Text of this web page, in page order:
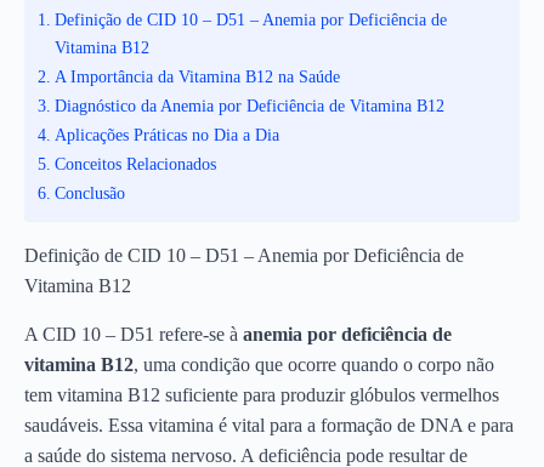
Definição de CID 10 – D51 – Anemia por Deficiência de
Vitamina B12
A Importância da Vitamina B12 na Saúde
Diagnóstico da Anemia por Deficiência de Vitamina B12
Aplicações Práticas no Dia a Dia
Conceitos Relacionados
Conclusão
Definição de CID 10 – D51 – Anemia por Deficiência de
Vitamina B12
A CID 10 – D51 refere-se à anemia por deficiência de
vitamina B12, uma condição que ocorre quando o corpo não
tem vitamina B12 suficiente para produzir glóbulos vermelhos
saudáveis. Essa vitamina é vital para a formação de DNA e para
a saúde do sistema nervoso. A deficiência pode resultar de